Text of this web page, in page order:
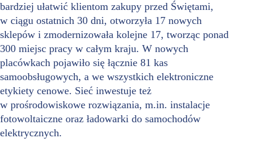
bardziej ułatwić klientom zakupy przed Świętami,
w ciągu ostatnich 30 dni, otworzyła 17 nowych
sklepów i zmodernizowała kolejne 17, tworząc ponad
300 miejsc pracy w całym kraju. W nowych
placówkach pojawiło się łącznie 81 kas
samoobsługowych, a we wszystkich elektroniczne
etykiety cenowe. Sieć inwestuje też
w prośrodowiskowe rozwiązania, m.in. instalacje
fotowoltaiczne oraz ładowarki do samochodów
elektrycznych.